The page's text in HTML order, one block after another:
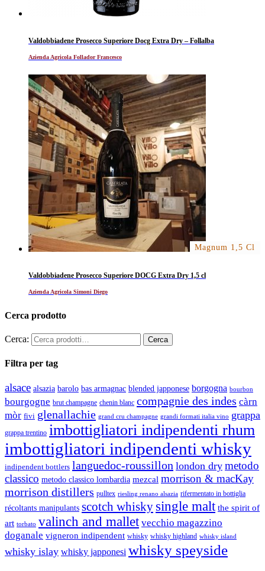
Valdobbiadene Prosecco Superiore Docg Extra Dry – Follalba
Azienda Agricola Follador Francesco
Magnum 1,5 Cl
Valdobbiadene Prosecco Superiore DOCG Extra Dry 1,5 cl
Azienda Agricola Simoni Diego
Cerca prodotto
Cerca:
Filtra per tag
alsace alsazia barolo bas armagnac blended japponese borgogna bourbon
bourgogne brut champagne chenin blanc compagnie des indes càrn
mòr fivi glenallachie grand cru champagne grandi formati italia vino grappa
grappa trentino imbottigliatori indipendenti rhum
imbottigliatori indipendenti whisky
indipendent bottlers languedoc-roussillon london dry metodo
classico metodo classico lombardia mezcal morrison & macKay
morrison distillers pulltex riesling renano alsazia rifermentato in bottiglia
récoltants manipulants scotch whisky single malt the spirit of
art torbato valinch and mallet vecchio magazzino
doganale vigneron indipendent whisky whisky highland whisky island
whisky islay whisky japponesi whisky speyside